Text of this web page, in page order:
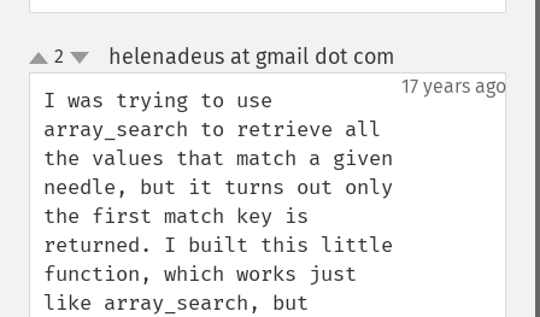
up
down
2 helenadeus at gmail dot com
17 years ago
I was trying to use
array_search to retrieve all
the values that match a given
needle, but it turns out only
the first match key is
returned. I built this little
function, which works just
like array_search, but